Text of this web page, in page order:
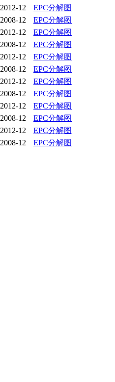
2012-12
EPC分解图
2008-12
EPC分解图
2012-12
EPC分解图
2008-12
EPC分解图
2012-12
EPC分解图
2008-12
EPC分解图
2012-12
EPC分解图
2008-12
EPC分解图
2012-12
EPC分解图
2008-12
EPC分解图
2012-12
EPC分解图
2008-12 EPC分解图